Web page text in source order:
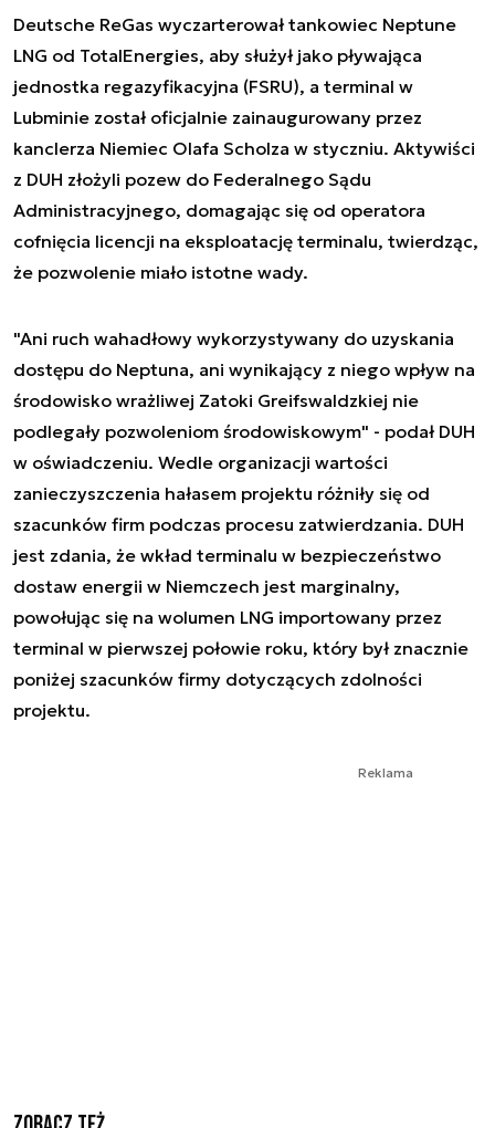
Deutsche ReGas wyczarterował tankowiec Neptune
LNG od TotalEnergies, aby służył jako pływająca
jednostka regazyfikacyjna (FSRU), a terminal w
Lubminie został oficjalnie zainaugurowany przez
kanclerza Niemiec Olafa Scholza w styczniu. Aktywiści
z DUH złożyli pozew do Federalnego Sądu
Administracyjnego, domagając się od operatora
cofnięcia licencji na eksploatację terminalu, twierdząc,
że pozwolenie miało istotne wady.
"Ani ruch wahadłowy wykorzystywany do uzyskania
dostępu do Neptuna, ani wynikający z niego wpływ na
środowisko wrażliwej Zatoki Greifswaldzkiej nie
podlegały pozwoleniom środowiskowym" - podał DUH
w oświadczeniu. Wedle organizacji wartości
zanieczyszczenia hałasem projektu różniły się od
szacunków firm podczas procesu zatwierdzania. DUH
jest zdania, że wkład terminalu w bezpieczeństwo
dostaw energii w Niemczech jest marginalny,
powołując się na wolumen LNG importowany przez
terminal w pierwszej połowie roku, który był znacznie
poniżej szacunków firmy dotyczących zdolności
projektu.
Reklama